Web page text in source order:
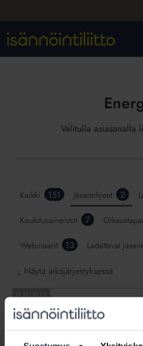
Valitulla asiasanalla
Kaikki 151 Jäsenohjeet 2
Koulutusaineistot 7
Webinaarit 13 Ladattavat
↓ Näytä aikajärjestyksessä
Jäsenohje:
Sähköautot
Jäsenohje: Sähköautot
Miten sähköautojen